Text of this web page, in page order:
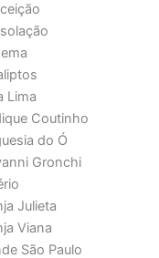
Lima
Coutinho
do Ó
Gronchi
Julieta
Viana
São Paulo